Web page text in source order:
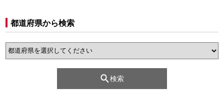
都道府県から検索
検索